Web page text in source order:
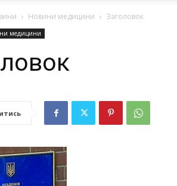
Новини медицини Заголовок
медицини